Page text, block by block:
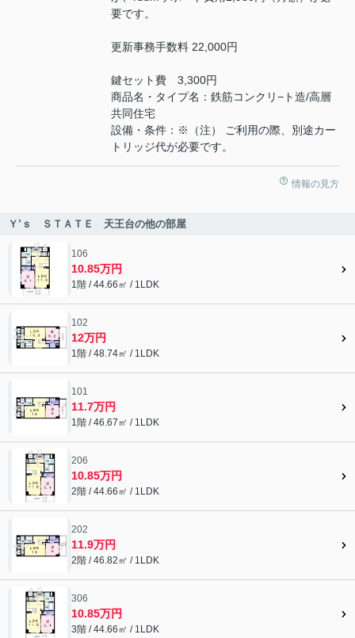
要です。
更新事務手数料 22,000円
鍵セット費 3,300円
商品名・タイプ名：鉄筋コンクリ−ト造/高層
共同住宅
設備・条件：※（注） ご利用の際、別途カー
トリッジ代が必要です。
情報の見方
Ｙ’ｓ ＳＴＡＴＥ 天王台の他の部屋
106
10.85万円
1階 / 44.66㎡ / 1LDK
102
12万円
1階 / 48.74㎡ / 1LDK
101
11.7万円
1階 / 46.67㎡ / 1LDK
206
10.85万円
2階 / 44.66㎡ / 1LDK
202
11.9万円
2階 / 46.82㎡ / 1LDK
306
10.85万円
3階 / 44.66㎡ / 1LDK